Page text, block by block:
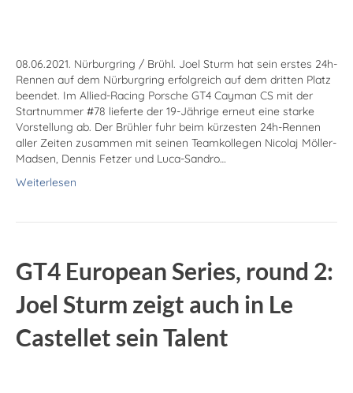
08.06.2021. Nürburgring / Brühl. Joel Sturm hat sein erstes 24h-
Rennen auf dem Nürburgring erfolgreich auf dem dritten Platz
beendet. Im Allied-Racing Porsche GT4 Cayman CS mit der
Startnummer #78 lieferte der 19-Jährige erneut eine starke
Vorstellung ab. Der Brühler fuhr beim kürzesten 24h-Rennen
aller Zeiten zusammen mit seinen Teamkollegen Nicolaj Möller-
Madsen, Dennis Fetzer und Luca-Sandro…
Weiterlesen
GT4 European Series, round 2:
Joel Sturm zeigt auch in Le
Castellet sein Talent